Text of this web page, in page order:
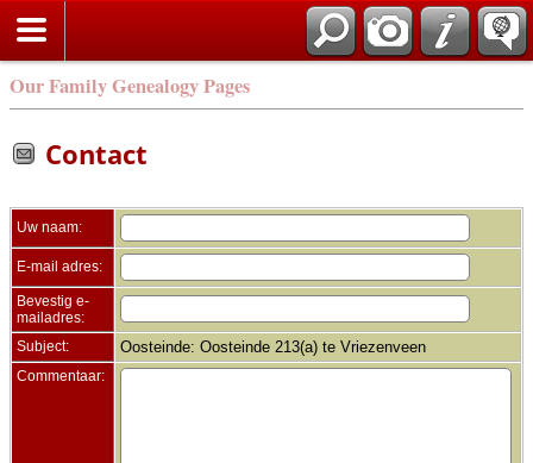
Our Family Genealogy Pages
Contact
Uw naam:
E-mail adres:
Bevestig e-
mailadres:
Subject:
Oosteinde: Oosteinde 213(a) te Vriezenveen
Commentaar: